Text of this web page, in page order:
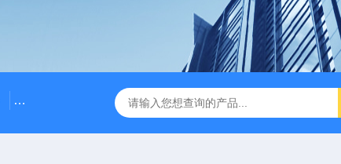
NE3100电涡流位移传感器 三轴振动传感器 加速度